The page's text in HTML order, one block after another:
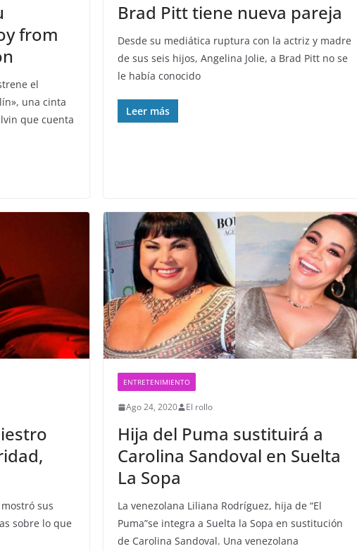
from
el
una cinta
que cuenta
Brad Pitt tiene nueva pareja
Desde su mediática ruptura con la actriz y madre
de sus seis hijos, Angelina Jolie, a Brad Pitt no se
le había conocido
Leer más
sus
sobre lo que
ENTRETENIMIENTO
Ago 24, 2020 El rollo
Hija del Puma sustituirá a
Carolina Sandoval en Suelta
La Sopa
La venezolana Liliana Rodríguez, hija de “El
Puma”se integra a Suelta la Sopa en sustitución
de Carolina Sandoval. Una venezolana